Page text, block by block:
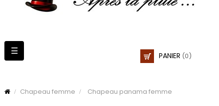
PANIER (0)
Basculer
la
☰
Chapeau femme Chapeau panama femme